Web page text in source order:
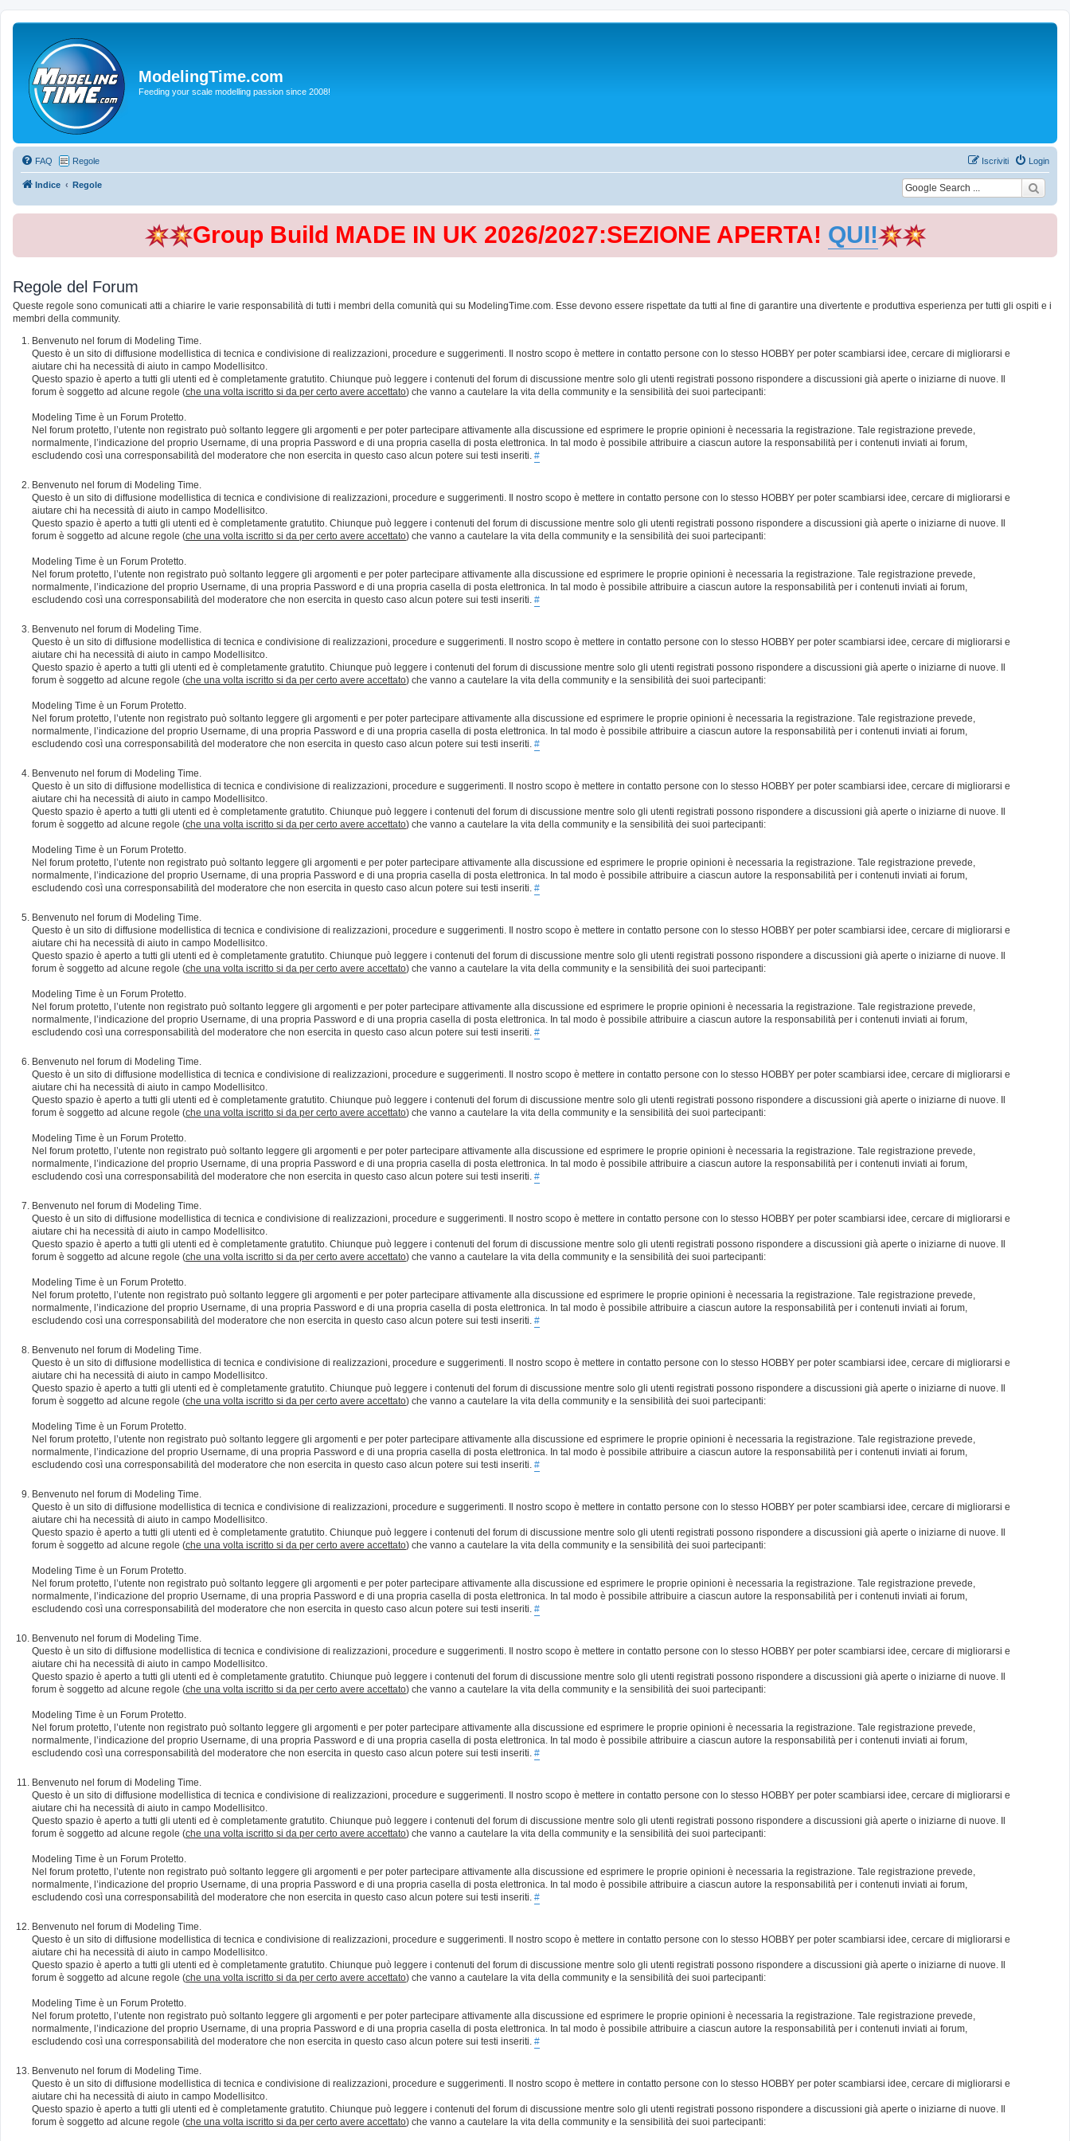
ModelingTime.com
Feeding your scale modelling passion since 2008!
FAQ Regole Login
Iscriviti
Indice Regole
Group Build MADE IN UK 2026/2027:SEZIONE APERTA! QUI!
Regole del Forum
Queste regole sono comunicati atti a chiarire le varie responsabilità di tutti i membri della comunità qui su ModelingTime.com. Esse devono essere rispettate da tutti al fine di garantire una divertente e produttiva esperienza per tutti gli ospiti e i
membri della community.
Benvenuto nel forum di Modeling Time.
Questo è un sito di diffusione modellistica di tecnica e condivisione di realizzazioni, procedure e suggerimenti. Il nostro scopo è mettere in contatto persone con lo stesso HOBBY per poter scambiarsi idee, cercare di migliorarsi e
aiutare chi ha necessità di aiuto in campo Modellisitco.
Questo spazio è aperto a tutti gli utenti ed è completamente gratutito. Chiunque può leggere i contenuti del forum di discussione mentre solo gli utenti registrati possono rispondere a discussioni già aperte o iniziarne di nuove. Il
forum è soggetto ad alcune regole (che una volta iscritto si da per certo avere accettato) che vanno a cautelare la vita della community e la sensibilità dei suoi partecipanti:
Modeling Time è un Forum Protetto.
Nel forum protetto, l’utente non registrato può soltanto leggere gli argomenti e per poter partecipare attivamente alla discussione ed esprimere le proprie opinioni è necessaria la registrazione. Tale registrazione prevede,
normalmente, l’indicazione del proprio Username, di una propria Password e di una propria casella di posta elettronica. In tal modo è possibile attribuire a ciascun autore la responsabilità per i contenuti inviati ai forum,
escludendo così una corresponsabilità del moderatore che non esercita in questo caso alcun potere sui testi inseriti. #
Benvenuto nel forum di Modeling Time.
Questo è un sito di diffusione modellistica di tecnica e condivisione di realizzazioni, procedure e suggerimenti. Il nostro scopo è mettere in contatto persone con lo stesso HOBBY per poter scambiarsi idee, cercare di migliorarsi e
aiutare chi ha necessità di aiuto in campo Modellisitco.
Questo spazio è aperto a tutti gli utenti ed è completamente gratutito. Chiunque può leggere i contenuti del forum di discussione mentre solo gli utenti registrati possono rispondere a discussioni già aperte o iniziarne di nuove. Il
forum è soggetto ad alcune regole (che una volta iscritto si da per certo avere accettato) che vanno a cautelare la vita della community e la sensibilità dei suoi partecipanti:
Modeling Time è un Forum Protetto.
Nel forum protetto, l’utente non registrato può soltanto leggere gli argomenti e per poter partecipare attivamente alla discussione ed esprimere le proprie opinioni è necessaria la registrazione. Tale registrazione prevede,
normalmente, l’indicazione del proprio Username, di una propria Password e di una propria casella di posta elettronica. In tal modo è possibile attribuire a ciascun autore la responsabilità per i contenuti inviati ai forum,
escludendo così una corresponsabilità del moderatore che non esercita in questo caso alcun potere sui testi inseriti. #
Benvenuto nel forum di Modeling Time.
Questo è un sito di diffusione modellistica di tecnica e condivisione di realizzazioni, procedure e suggerimenti. Il nostro scopo è mettere in contatto persone con lo stesso HOBBY per poter scambiarsi idee, cercare di migliorarsi e
aiutare chi ha necessità di aiuto in campo Modellisitco.
Questo spazio è aperto a tutti gli utenti ed è completamente gratutito. Chiunque può leggere i contenuti del forum di discussione mentre solo gli utenti registrati possono rispondere a discussioni già aperte o iniziarne di nuove. Il
forum è soggetto ad alcune regole (che una volta iscritto si da per certo avere accettato) che vanno a cautelare la vita della community e la sensibilità dei suoi partecipanti:
Modeling Time è un Forum Protetto.
Nel forum protetto, l’utente non registrato può soltanto leggere gli argomenti e per poter partecipare attivamente alla discussione ed esprimere le proprie opinioni è necessaria la registrazione. Tale registrazione prevede,
normalmente, l’indicazione del proprio Username, di una propria Password e di una propria casella di posta elettronica. In tal modo è possibile attribuire a ciascun autore la responsabilità per i contenuti inviati ai forum,
escludendo così una corresponsabilità del moderatore che non esercita in questo caso alcun potere sui testi inseriti. #
Benvenuto nel forum di Modeling Time.
Questo è un sito di diffusione modellistica di tecnica e condivisione di realizzazioni, procedure e suggerimenti. Il nostro scopo è mettere in contatto persone con lo stesso HOBBY per poter scambiarsi idee, cercare di migliorarsi e
aiutare chi ha necessità di aiuto in campo Modellisitco.
Questo spazio è aperto a tutti gli utenti ed è completamente gratutito. Chiunque può leggere i contenuti del forum di discussione mentre solo gli utenti registrati possono rispondere a discussioni già aperte o iniziarne di nuove. Il
forum è soggetto ad alcune regole (che una volta iscritto si da per certo avere accettato) che vanno a cautelare la vita della community e la sensibilità dei suoi partecipanti:
Modeling Time è un Forum Protetto.
Nel forum protetto, l’utente non registrato può soltanto leggere gli argomenti e per poter partecipare attivamente alla discussione ed esprimere le proprie opinioni è necessaria la registrazione. Tale registrazione prevede,
normalmente, l’indicazione del proprio Username, di una propria Password e di una propria casella di posta elettronica. In tal modo è possibile attribuire a ciascun autore la responsabilità per i contenuti inviati ai forum,
escludendo così una corresponsabilità del moderatore che non esercita in questo caso alcun potere sui testi inseriti. #
Benvenuto nel forum di Modeling Time.
Questo è un sito di diffusione modellistica di tecnica e condivisione di realizzazioni, procedure e suggerimenti. Il nostro scopo è mettere in contatto persone con lo stesso HOBBY per poter scambiarsi idee, cercare di migliorarsi e
aiutare chi ha necessità di aiuto in campo Modellisitco.
Questo spazio è aperto a tutti gli utenti ed è completamente gratutito. Chiunque può leggere i contenuti del forum di discussione mentre solo gli utenti registrati possono rispondere a discussioni già aperte o iniziarne di nuove. Il
forum è soggetto ad alcune regole (che una volta iscritto si da per certo avere accettato) che vanno a cautelare la vita della community e la sensibilità dei suoi partecipanti:
Modeling Time è un Forum Protetto.
Nel forum protetto, l’utente non registrato può soltanto leggere gli argomenti e per poter partecipare attivamente alla discussione ed esprimere le proprie opinioni è necessaria la registrazione. Tale registrazione prevede,
normalmente, l’indicazione del proprio Username, di una propria Password e di una propria casella di posta elettronica. In tal modo è possibile attribuire a ciascun autore la responsabilità per i contenuti inviati ai forum,
escludendo così una corresponsabilità del moderatore che non esercita in questo caso alcun potere sui testi inseriti. #
Benvenuto nel forum di Modeling Time.
Questo è un sito di diffusione modellistica di tecnica e condivisione di realizzazioni, procedure e suggerimenti. Il nostro scopo è mettere in contatto persone con lo stesso HOBBY per poter scambiarsi idee, cercare di migliorarsi e
aiutare chi ha necessità di aiuto in campo Modellisitco.
Questo spazio è aperto a tutti gli utenti ed è completamente gratutito. Chiunque può leggere i contenuti del forum di discussione mentre solo gli utenti registrati possono rispondere a discussioni già aperte o iniziarne di nuove. Il
forum è soggetto ad alcune regole (che una volta iscritto si da per certo avere accettato) che vanno a cautelare la vita della community e la sensibilità dei suoi partecipanti:
Modeling Time è un Forum Protetto.
Nel forum protetto, l’utente non registrato può soltanto leggere gli argomenti e per poter partecipare attivamente alla discussione ed esprimere le proprie opinioni è necessaria la registrazione. Tale registrazione prevede,
normalmente, l’indicazione del proprio Username, di una propria Password e di una propria casella di posta elettronica. In tal modo è possibile attribuire a ciascun autore la responsabilità per i contenuti inviati ai forum,
escludendo così una corresponsabilità del moderatore che non esercita in questo caso alcun potere sui testi inseriti. #
Benvenuto nel forum di Modeling Time.
Questo è un sito di diffusione modellistica di tecnica e condivisione di realizzazioni, procedure e suggerimenti. Il nostro scopo è mettere in contatto persone con lo stesso HOBBY per poter scambiarsi idee, cercare di migliorarsi e
aiutare chi ha necessità di aiuto in campo Modellisitco.
Questo spazio è aperto a tutti gli utenti ed è completamente gratutito. Chiunque può leggere i contenuti del forum di discussione mentre solo gli utenti registrati possono rispondere a discussioni già aperte o iniziarne di nuove. Il
forum è soggetto ad alcune regole (che una volta iscritto si da per certo avere accettato) che vanno a cautelare la vita della community e la sensibilità dei suoi partecipanti:
Modeling Time è un Forum Protetto.
Nel forum protetto, l’utente non registrato può soltanto leggere gli argomenti e per poter partecipare attivamente alla discussione ed esprimere le proprie opinioni è necessaria la registrazione. Tale registrazione prevede,
normalmente, l’indicazione del proprio Username, di una propria Password e di una propria casella di posta elettronica. In tal modo è possibile attribuire a ciascun autore la responsabilità per i contenuti inviati ai forum,
escludendo così una corresponsabilità del moderatore che non esercita in questo caso alcun potere sui testi inseriti. #
Benvenuto nel forum di Modeling Time.
Questo è un sito di diffusione modellistica di tecnica e condivisione di realizzazioni, procedure e suggerimenti. Il nostro scopo è mettere in contatto persone con lo stesso HOBBY per poter scambiarsi idee, cercare di migliorarsi e
aiutare chi ha necessità di aiuto in campo Modellisitco.
Questo spazio è aperto a tutti gli utenti ed è completamente gratutito. Chiunque può leggere i contenuti del forum di discussione mentre solo gli utenti registrati possono rispondere a discussioni già aperte o iniziarne di nuove. Il
forum è soggetto ad alcune regole (che una volta iscritto si da per certo avere accettato) che vanno a cautelare la vita della community e la sensibilità dei suoi partecipanti:
Modeling Time è un Forum Protetto.
Nel forum protetto, l’utente non registrato può soltanto leggere gli argomenti e per poter partecipare attivamente alla discussione ed esprimere le proprie opinioni è necessaria la registrazione. Tale registrazione prevede,
normalmente, l’indicazione del proprio Username, di una propria Password e di una propria casella di posta elettronica. In tal modo è possibile attribuire a ciascun autore la responsabilità per i contenuti inviati ai forum,
escludendo così una corresponsabilità del moderatore che non esercita in questo caso alcun potere sui testi inseriti. #
Benvenuto nel forum di Modeling Time.
Questo è un sito di diffusione modellistica di tecnica e condivisione di realizzazioni, procedure e suggerimenti. Il nostro scopo è mettere in contatto persone con lo stesso HOBBY per poter scambiarsi idee, cercare di migliorarsi e
aiutare chi ha necessità di aiuto in campo Modellisitco.
Questo spazio è aperto a tutti gli utenti ed è completamente gratutito. Chiunque può leggere i contenuti del forum di discussione mentre solo gli utenti registrati possono rispondere a discussioni già aperte o iniziarne di nuove. Il
forum è soggetto ad alcune regole (che una volta iscritto si da per certo avere accettato) che vanno a cautelare la vita della community e la sensibilità dei suoi partecipanti:
Modeling Time è un Forum Protetto.
Nel forum protetto, l’utente non registrato può soltanto leggere gli argomenti e per poter partecipare attivamente alla discussione ed esprimere le proprie opinioni è necessaria la registrazione. Tale registrazione prevede,
normalmente, l’indicazione del proprio Username, di una propria Password e di una propria casella di posta elettronica. In tal modo è possibile attribuire a ciascun autore la responsabilità per i contenuti inviati ai forum,
escludendo così una corresponsabilità del moderatore che non esercita in questo caso alcun potere sui testi inseriti. #
Benvenuto nel forum di Modeling Time.
Questo è un sito di diffusione modellistica di tecnica e condivisione di realizzazioni, procedure e suggerimenti. Il nostro scopo è mettere in contatto persone con lo stesso HOBBY per poter scambiarsi idee, cercare di migliorarsi e
aiutare chi ha necessità di aiuto in campo Modellisitco.
Questo spazio è aperto a tutti gli utenti ed è completamente gratutito. Chiunque può leggere i contenuti del forum di discussione mentre solo gli utenti registrati possono rispondere a discussioni già aperte o iniziarne di nuove. Il
forum è soggetto ad alcune regole (che una volta iscritto si da per certo avere accettato) che vanno a cautelare la vita della community e la sensibilità dei suoi partecipanti:
Modeling Time è un Forum Protetto.
Nel forum protetto, l’utente non registrato può soltanto leggere gli argomenti e per poter partecipare attivamente alla discussione ed esprimere le proprie opinioni è necessaria la registrazione. Tale registrazione prevede,
normalmente, l’indicazione del proprio Username, di una propria Password e di una propria casella di posta elettronica. In tal modo è possibile attribuire a ciascun autore la responsabilità per i contenuti inviati ai forum,
escludendo così una corresponsabilità del moderatore che non esercita in questo caso alcun potere sui testi inseriti. #
Benvenuto nel forum di Modeling Time.
Questo è un sito di diffusione modellistica di tecnica e condivisione di realizzazioni, procedure e suggerimenti. Il nostro scopo è mettere in contatto persone con lo stesso HOBBY per poter scambiarsi idee, cercare di migliorarsi e
aiutare chi ha necessità di aiuto in campo Modellisitco.
Questo spazio è aperto a tutti gli utenti ed è completamente gratutito. Chiunque può leggere i contenuti del forum di discussione mentre solo gli utenti registrati possono rispondere a discussioni già aperte o iniziarne di nuove. Il
forum è soggetto ad alcune regole (che una volta iscritto si da per certo avere accettato) che vanno a cautelare la vita della community e la sensibilità dei suoi partecipanti:
Modeling Time è un Forum Protetto.
Nel forum protetto, l’utente non registrato può soltanto leggere gli argomenti e per poter partecipare attivamente alla discussione ed esprimere le proprie opinioni è necessaria la registrazione. Tale registrazione prevede,
normalmente, l’indicazione del proprio Username, di una propria Password e di una propria casella di posta elettronica. In tal modo è possibile attribuire a ciascun autore la responsabilità per i contenuti inviati ai forum,
escludendo così una corresponsabilità del moderatore che non esercita in questo caso alcun potere sui testi inseriti. #
Benvenuto nel forum di Modeling Time.
Questo è un sito di diffusione modellistica di tecnica e condivisione di realizzazioni, procedure e suggerimenti. Il nostro scopo è mettere in contatto persone con lo stesso HOBBY per poter scambiarsi idee, cercare di migliorarsi e
aiutare chi ha necessità di aiuto in campo Modellisitco.
Questo spazio è aperto a tutti gli utenti ed è completamente gratutito. Chiunque può leggere i contenuti del forum di discussione mentre solo gli utenti registrati possono rispondere a discussioni già aperte o iniziarne di nuove. Il
forum è soggetto ad alcune regole (che una volta iscritto si da per certo avere accettato) che vanno a cautelare la vita della community e la sensibilità dei suoi partecipanti:
Modeling Time è un Forum Protetto.
Nel forum protetto, l’utente non registrato può soltanto leggere gli argomenti e per poter partecipare attivamente alla discussione ed esprimere le proprie opinioni è necessaria la registrazione. Tale registrazione prevede,
normalmente, l’indicazione del proprio Username, di una propria Password e di una propria casella di posta elettronica. In tal modo è possibile attribuire a ciascun autore la responsabilità per i contenuti inviati ai forum,
escludendo così una corresponsabilità del moderatore che non esercita in questo caso alcun potere sui testi inseriti. #
Benvenuto nel forum di Modeling Time.
Questo è un sito di diffusione modellistica di tecnica e condivisione di realizzazioni, procedure e suggerimenti. Il nostro scopo è mettere in contatto persone con lo stesso HOBBY per poter scambiarsi idee, cercare di migliorarsi e
aiutare chi ha necessità di aiuto in campo Modellisitco.
Questo spazio è aperto a tutti gli utenti ed è completamente gratutito. Chiunque può leggere i contenuti del forum di discussione mentre solo gli utenti registrati possono rispondere a discussioni già aperte o iniziarne di nuove. Il
forum è soggetto ad alcune regole (che una volta iscritto si da per certo avere accettato) che vanno a cautelare la vita della community e la sensibilità dei suoi partecipanti: